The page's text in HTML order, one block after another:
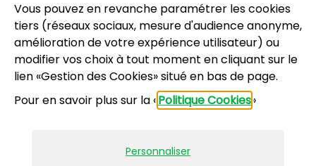
Vous pouvez en revanche paramétrer les cookies
tiers (réseaux sociaux, mesure d'audience anonyme,
amélioration de votre expérience utilisateur) ou
modifier vos choix à tout moment en cliquant sur le
lien «Gestion des Cookies» situé en bas de page.
Pour en savoir plus sur la «Politique Cookies»
Personnaliser
NOUS CONTACTER
Horaires d’ouverture:
Lundi, mercredi, jeudi, vendredi : 8h30-12h et
13h30-17h
Samedi : 9h-12h pour le service État civil (hors
vacances scolaires)